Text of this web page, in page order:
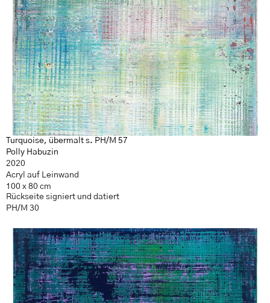
Turquoise, übermalt s. PH/M 57
Polly Habuzin
2020
Acryl auf Leinwand
100 x 80 cm
Rückseite signiert und datiert
PH/M 30